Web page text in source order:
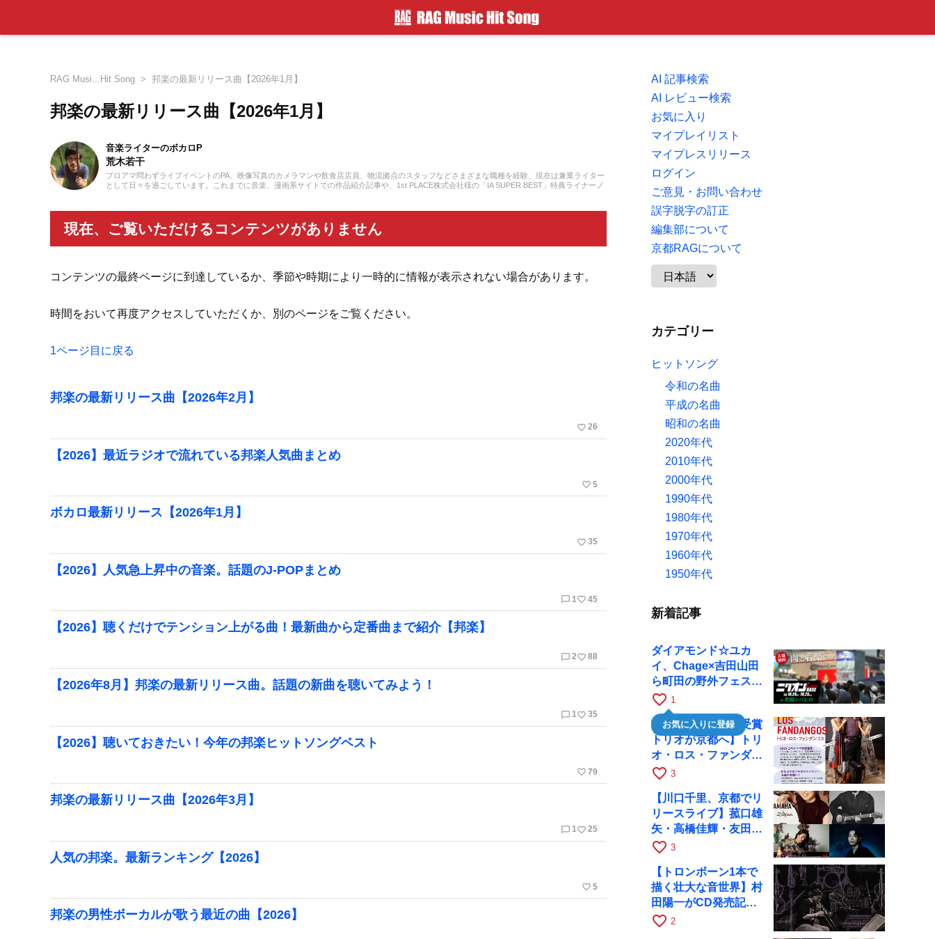
RAG Musi...Hit Song 邦楽の最新リリース曲【2026年1月】
邦楽の最新リリース曲【2026年1月】
音楽ライターのボカロP
荒木若干
プロアマ問わずライブイベントのPA、映像写真のカメラマンや飲食店店員、物流拠点のスタッフなどさまざまな職種を経験、現在は兼業ライター
として日々を過ごしています。これまでに音楽、漫画系サイトでの作品紹介記事や、1st PLACE株式会社様の「IA SUPER BEST」特典ライナーノ
現在、ご覧いただけるコンテンツがありません
コンテンツの最終ページに到達しているか、季節や時期により一時的に情報が表示されない場合があります。
時間をおいて再度アクセスしていただくか、別のページをご覧ください。
1ページ目に戻る
邦楽の最新リリース曲【2026年2月】
favorite_border 26
【2026】最近ラジオで流れている邦楽人気曲まとめ
favorite_border 5
ボカロ最新リリース【2026年1月】
favorite_border 35
【2026】人気急上昇中の音楽。話題のJ-POPまとめ
chat_bubble_outline 1 favorite_border 45
【2026】聴くだけでテンション上がる曲！最新曲から定番曲まで紹介【邦楽】
chat_bubble_outline 2favorite_border 88
【2026年8月】邦楽の最新リリース曲。話題の新曲を聴いてみよう！
chat_bubble_outline 1 favorite_border 35
【2026】聴いておきたい！今年の邦楽ヒットソングベスト
favorite_border 79
邦楽の最新リリース曲【2026年3月】
chat_bubble_outline 1 favorite_border 25
人気の邦楽。最新ランキング【2026】
favorite_border 5
邦楽の男性ボーカルが歌う最近の曲【2026】
AI 記事検索
AI レビュー検索
お気に入り
マイプレイリスト
マイプレスリリース
ログイン
ご意見・お問い合わせ
誤字脱字の訂正
編集部について
京都RAGについて
カテゴリー
ヒットソング
令和の名曲
平成の名曲
昭和の名曲
2020年代
2010年代
2000年代
1990年代
1980年代
1970年代
1960年代
1950年代
新着記事
ダイアモンド☆ユカ
イ、Chage×吉田山田
ら町田の野外フェスに
出演
favorite_border 1
お気に入りに登録
【日本タンゴ大賞受賞
トリオが京都へ】トリ
オ・ロス・ファンダン
ゴスが10月9日にRAG
favorite_border 3
【川口千里、京都でリ
リースライブ】菰口雄
矢・高橋佳輝・友田ジ
ュンと9月28日にRAG
favorite_border 3
【トロンボーン1本で
描く壮大な音世界】村
田陽一がCD発売記念
ツアーで9月4日に京
favorite_border 2